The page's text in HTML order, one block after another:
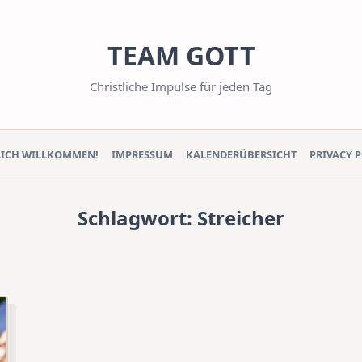
TEAM GOTT
Christliche Impulse für jeden Tag
WILLKOMMEN! IMPRESSUM KALENDERÜBERSICHT PRIVACY
Schlagwort: Streicher